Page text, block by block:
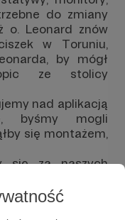
do zmiany
o. Leonard znów
w Toruniu,
by mógł
ze stolicy
nad aplikacją
byśmy mogli
się montażem,
się za naszych